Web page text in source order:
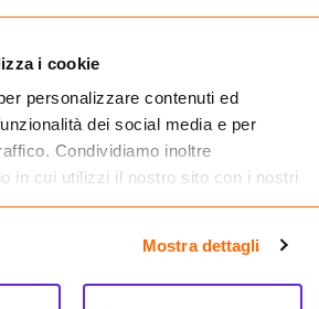
i cookie
personalizzare contenuti ed
dei social media e per
Condividiamo inoltre
in cui utilizzi il nostro sito con i nostri
di analisi dei dati web, pubblicità e
loro o che hanno raccolto dal
Mostra dettagli